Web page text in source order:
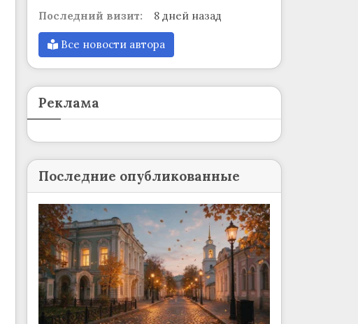
Последний визит:
8 дней назад
Все новости автора
Реклама
Последние опубликованные